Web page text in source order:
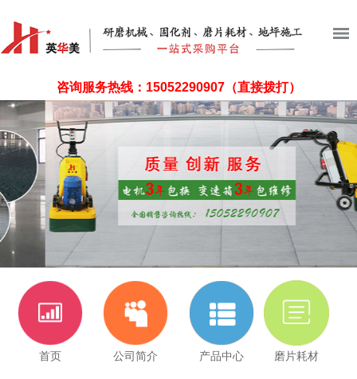
咨询服务热线： 15052290907（直接拨打）
首页 公司简介 产品中心 磨片耗材